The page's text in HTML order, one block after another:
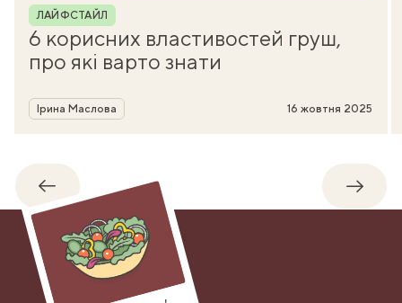
Рубрика
ЛАЙФСТАЙЛ
6 корисних властивостей груш,
про які варто знати
Автор
Ірина Маслова 16 жовтня 2025
Назад